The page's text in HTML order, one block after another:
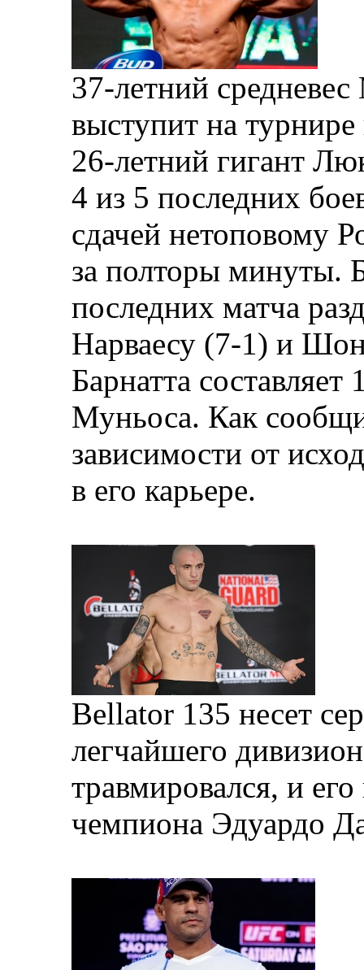
37-летний
выступит на
26-летний гигант
4 из 5 последних
сдачей нетоповому
за полторы минуты.
последних матча
Нарваесу (7-1) и
Барнатта
Муньоса. Как
зависимости от
в его карьере.
Bellator 135 несет
легчайшего
травмировался, и
чемпиона Эдуардо